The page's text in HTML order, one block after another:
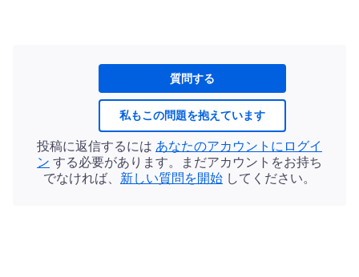
質問する
私もこの問題を抱えています
投稿に返信するには あなたのアカウントにログイ
ン する必要があります。まだアカウントをお持ち
でなければ、 新しい質問を開始 してください。